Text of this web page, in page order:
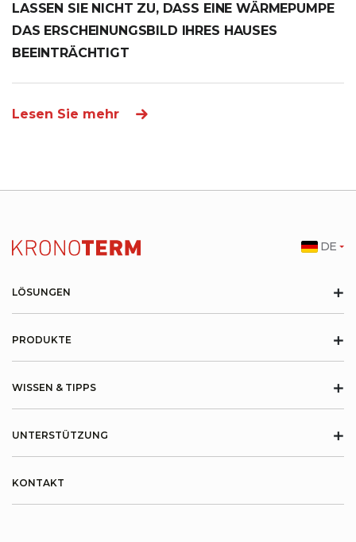
LASSEN SIE NICHT ZU, DASS EINE WÄRMEPUMPE
DAS ERSCHEINUNGSBILD IHRES HAUSES
BEEINTRÄCHTIGT
Lesen Sie mehr
LÖSUNGEN +
PRODUKTE +
WISSEN & TIPPS +
UNTERSTÜTZUNG +
KONTAKT
DE